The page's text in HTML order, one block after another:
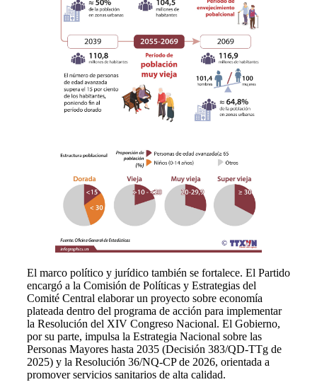
El marco político y jurídico también se fortalece. El Partido
encargó a la Comisión de Políticas y Estrategias del
Comité Central elaborar un proyecto sobre economía
plateada dentro del programa de acción para implementar
la Resolución del XIV Congreso Nacional. El Gobierno,
por su parte, impulsa la Estrategia Nacional sobre las
Personas Mayores hasta 2035 (Decisión 383/QD-TTg de
2025) y la Resolución 36/NQ-CP de 2026, orientada a
promover servicios sanitarios de alta calidad.